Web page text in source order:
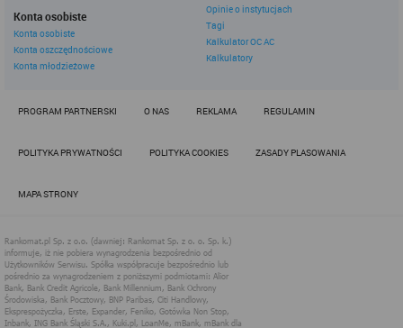
Konta osobiste
Konta osobiste
Konta oszczędnościowe
Konta młodzieżowe
Opinie o instytucjach
Tagi
Kalkulator OC AC
Kalkulatory
PROGRAM PARTNERSKI O NAS REKLAMA REGULAMIN
POLITYKA PRYWATNOŚCI POLITYKA COOKIES ZASADY PLASOWANIA
MAPA STRONY
Administratorem danych pozyskiwanych w technologii cookies jest
spółka Rankomat.pl Sp. z o.o. (dawniej: Rankomat Sp. z o. o. Sp.
k.) z siedzibą w Warszawie, ul. Wolska 88, 01 - 141 Warszawa.
Możesz jako użytkownik w każdym czasie skontaktować się z
administratorem pod adresem bok@ebroker.pl, jak również wyrazić
obowiązującym prawem (zgodnie z tzw. RODO) w ramach tzw.
dostosowanie usług, świadczonych w ramach serwisu do potrzeb
Polityka Cookies serwisów
internetowych spółki Rankomat.pl Sp. z
o.o. (dawniej: Rankomat Sp. z o. o. Sp.
k.)